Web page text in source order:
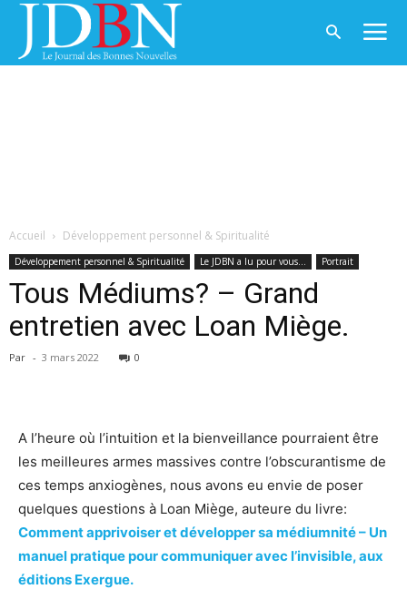
Accueil Développement personnel & Spiritualité
Développement personnel & Spiritualité Le JDBN a lu pour vous... Portrait
Tous Médiums? – Grand
entretien avec Loan Miège.
Par - 3 mars 2022 0
A l’heure où l’intuition et la bienveillance pourraient être
les meilleures armes massives contre l’obscurantisme de
ces temps anxiogènes, nous avons eu envie de poser
quelques questions à Loan Miège, auteure du livre:
Comment apprivoiser et développer sa médiumnité – Un
manuel pratique pour communiquer avec l’invisible, aux
éditions Exergue.